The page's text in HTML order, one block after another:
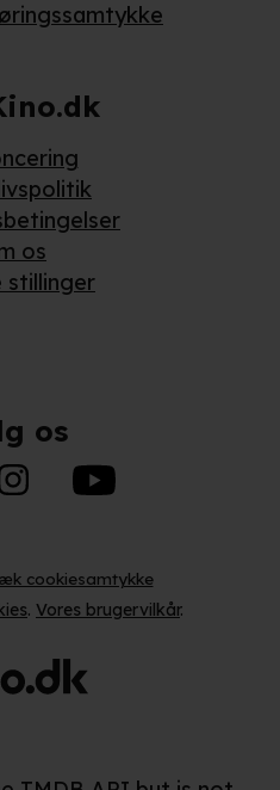
os
stillinger
os
cookiesamtykke
. Vores brugervilkår.